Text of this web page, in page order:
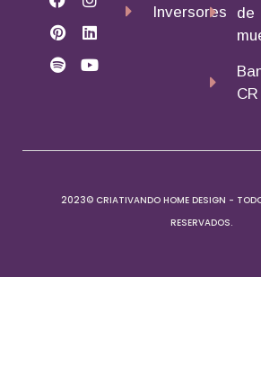
Inversores
de
CR
2023© CRIATIVANDO HOME DESIGN -
RESERVADOS.